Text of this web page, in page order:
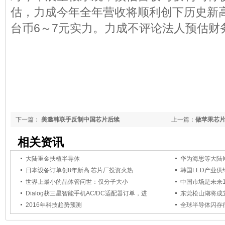
估，力成今年全年营收将顺利创下历史新
台币6～7元实力。力成不评论法人预估财
上一篇： 做苹果芯
下一篇： 美邀韩联手反制中国芯片后续
相关资讯
大陆重金扶植半导体
华为海思等大陆
日本设备订单创8年新高 芯片厂投资火热
韩国LED产业供
世界上最小的晶体管问世：仅分子大小
中国市场是未来
Dialog获三星智能手机AC/DC适配器订单，进
东莞松山湖将成
2016年科技趋势预测
全球半导体闪存